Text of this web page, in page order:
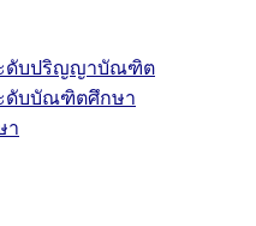
ะดับปริญญาบัณฑิต
ดับบัณฑิตศึกษา
า